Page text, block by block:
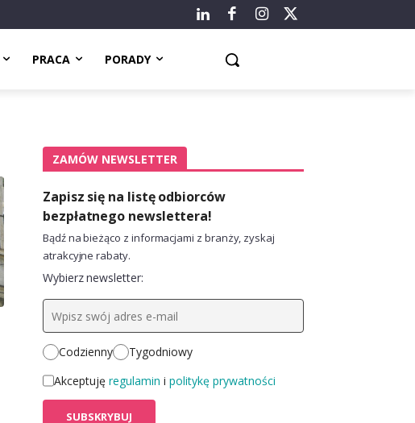
PRACA PORADY
ZAMÓW NEWSLETTER
Zapisz się na listę odbiorców
bezpłatnego newslettera!
Bądź na bieżąco z informacjami z branży, zyskaj
atrakcyjne rabaty.
Wybierz newsletter:
Codzienny
Tygodniowy
Akceptuję regulamin i politykę prywatności